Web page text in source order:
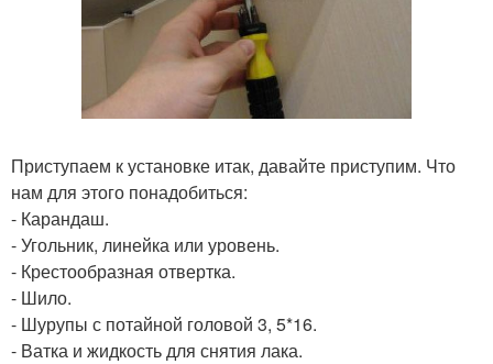
Приступаем к установке итак, давайте приступим. Что
нам для этого понадобиться:
- Карандаш.
- Угольник, линейка или уровень.
- Крестообразная отвертка.
- Шило.
- Шурупы с потайной головой 3, 5*16.
- Ватка и жидкость для снятия лака.